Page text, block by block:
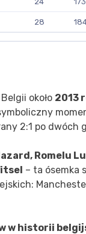
28
około 2013
2:1 po dwóch
Romelu
– ta ósemka
w historii